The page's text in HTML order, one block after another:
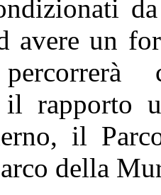
avere un
rapporto
il
della